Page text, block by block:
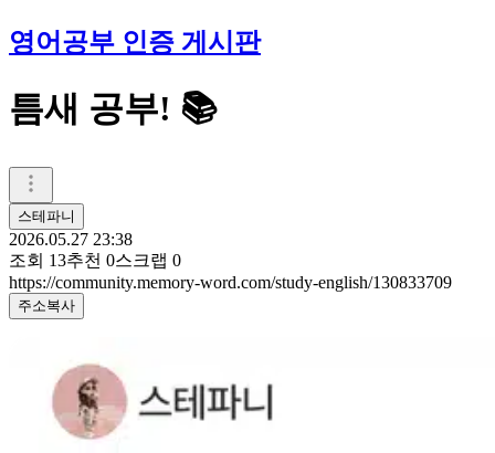
영어공부 인증 게시판
틈새 공부! 📚
스테파니
2026.05.27 23:38
조회 13추천 0스크랩 0
https://community.memory-word.com/study-english/130833709
주소복사